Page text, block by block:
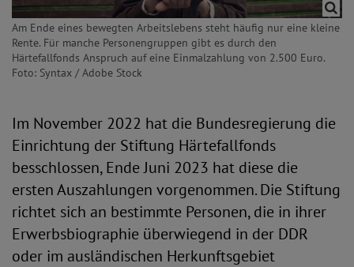
Am Ende eines bewegten Arbeitslebens steht häufig nur eine kleine
Rente. Für manche Personengruppen gibt es durch den
Härtefallfonds Anspruch auf eine Einmalzahlung von 2.500 Euro.
Foto: Syntax / Adobe Stock
Im November 2022 hat die Bundesregierung die
Einrichtung der Stiftung Härtefallfonds
besschlossen, Ende Juni 2023 hat diese die
ersten Auszahlungen vorgenommen. Die Stiftung
richtet sich an bestimmte Personen, die in ihrer
Erwerbsbiographie überwiegend in der DDR
oder im ausländischen Herkunftsgebiet